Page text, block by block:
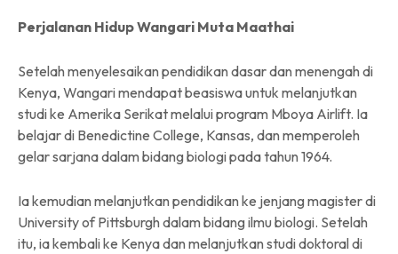
Perjalanan Hidup Wangari Muta Maathai
Setelah menyelesaikan pendidikan dasar dan menengah di
Kenya, Wangari mendapat beasiswa untuk melanjutkan
studi ke Amerika Serikat melalui program Mboya Airlift. Ia
belajar di Benedictine College, Kansas, dan memperoleh
gelar sarjana dalam bidang biologi pada tahun 1964.
Ia kemudian melanjutkan pendidikan ke jenjang magister di
University of Pittsburgh dalam bidang ilmu biologi. Setelah
itu, ia kembali ke Kenya dan melanjutkan studi doktoral di